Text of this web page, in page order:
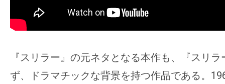
『スリラー』の元ネタとなる本作も、『スリ
ず、ドラマチックな背景を持つ作品である。